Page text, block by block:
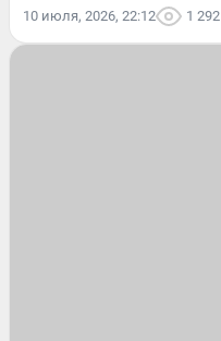
10 июля, 2026, 22:12 1 292